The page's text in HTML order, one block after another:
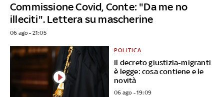
Commissione Covid, Conte: "Da me no
illeciti". Lettera su mascherine
06 ago - 21:05
Il decreto giustizia-migranti
è legge: cosa contiene e le
novità
POLITICA
06 ago - 19:09